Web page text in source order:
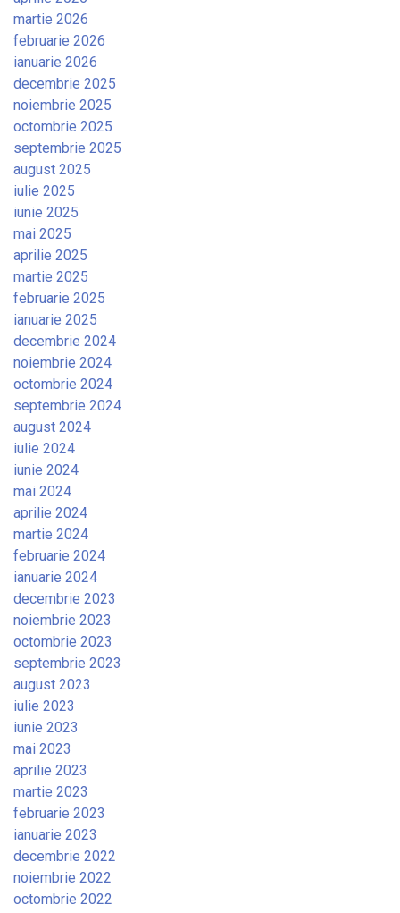
martie 2026
februarie 2026
ianuarie 2026
decembrie 2025
noiembrie 2025
octombrie 2025
septembrie 2025
august 2025
iulie 2025
iunie 2025
mai 2025
aprilie 2025
martie 2025
februarie 2025
ianuarie 2025
decembrie 2024
noiembrie 2024
octombrie 2024
septembrie 2024
august 2024
iulie 2024
iunie 2024
mai 2024
aprilie 2024
martie 2024
februarie 2024
ianuarie 2024
decembrie 2023
noiembrie 2023
octombrie 2023
septembrie 2023
august 2023
iulie 2023
iunie 2023
mai 2023
aprilie 2023
martie 2023
februarie 2023
ianuarie 2023
decembrie 2022
noiembrie 2022
octombrie 2022